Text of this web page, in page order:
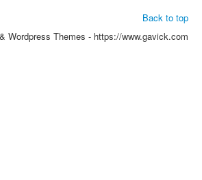
Back to top
Wordpress Themes - https://www.gavick.com